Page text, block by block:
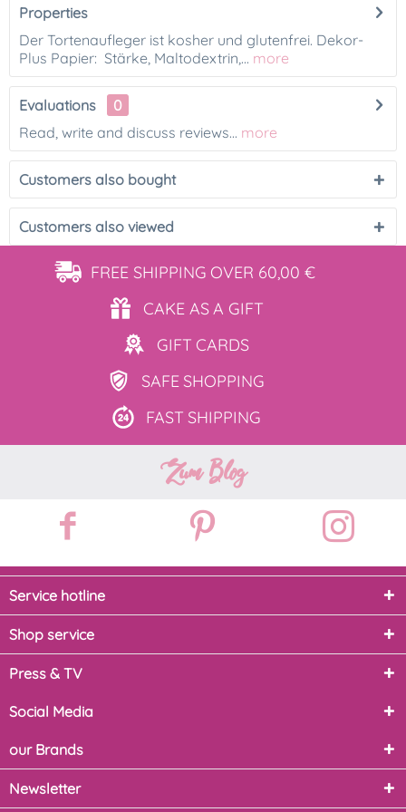
Properties
Der Tortenaufleger ist kosher und glutenfrei. Dekor-
Plus Papier: Stärke, Maltodextrin,... more
Evaluations
0
Read, write and discuss reviews... more
Customers also bought
Customers also viewed
FREE SHIPPING OVER 60,00 €
CAKE ASA GIFT
GIFT CARDS
SAFE SHOPPING
FAST SHIPPING
Zum Blog
Service hotline
Shop service
Press & TV
Social Media
our Brands
Newsletter